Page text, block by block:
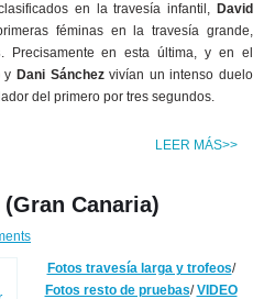
en la travesía infantil, David
féminas en la travesía grande,
. Precisamente en esta última, y en el
y Dani Sánchezvivían un intenso duelo
del primero por tres segundos.
LEER MÁS>>
Canaria)
Fotos travesía larga y trofeos/
Fotos resto de pruebas/VIDEO